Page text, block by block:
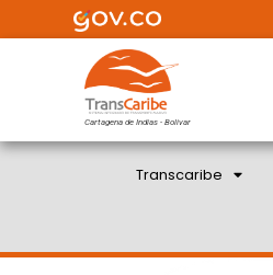
Cartagena de Indias - Bolivar
Transcaribe